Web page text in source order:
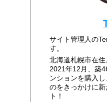
サイト管理人の
す。
北海道札幌市在住
2021年12月、築
ンションを購入
のをきっかけに
ト！